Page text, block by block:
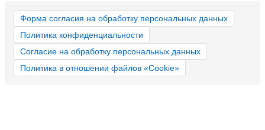
Форма согласия на обработку персональных данных
Политика конфиденциальности
Согласие на обработку персональных данных
Политика в отношении файлов «Cookie»